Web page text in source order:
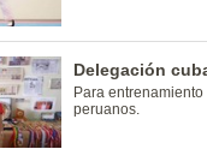
Delegación
Para
peruanos.